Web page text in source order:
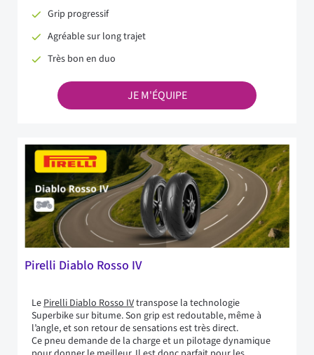
Grip progressif
Agréable sur long trajet
Très bon en duo
JE M'ÉQUIPE
Pirelli Diablo Rosso IV
Le Pirelli Diablo Rosso IVtranspose la technologie
Superbike sur bitume. Son grip est redoutable, même à
l’angle, et son retour de sensations est très direct.
Ce pneu demande de la charge et un pilotage dynamique